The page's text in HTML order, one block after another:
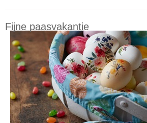
Fijne paasvakantie